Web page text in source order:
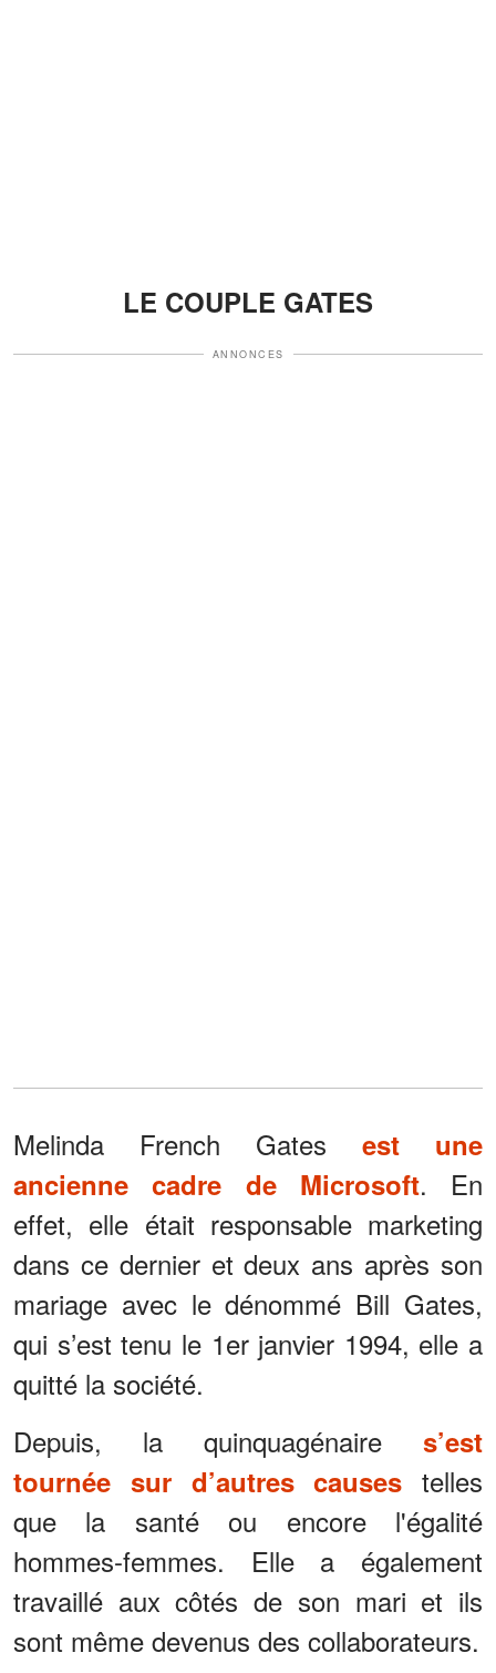
LE COUPLE GATES
ANNONCES
Melinda French Gates est une
ancienne cadre de Microsoft. En
effet, elle était responsable marketing
dans ce dernier et deux ans après son
mariage avec le dénommé Bill Gates,
qui s’est tenu le 1er janvier 1994, elle a
quitté la société.
Depuis, la quinquagénaire s’est
tournée sur d’autres causes telles
que la santé ou encore l'égalité
hommes-femmes. Elle a également
travaillé aux côtés de son mari et ils
sont même devenus des collaborateurs.